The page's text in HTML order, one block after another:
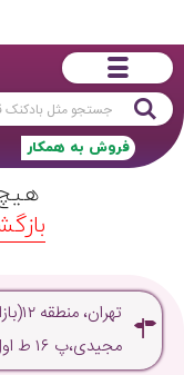
جستجو
فروش به همکار
مجیدی،پ ۱۶ ط اول